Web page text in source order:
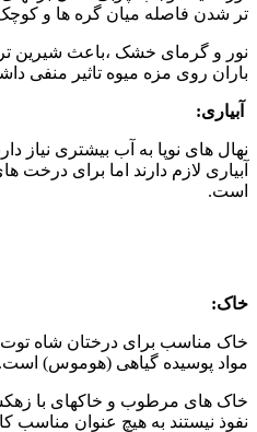
تر شدن فاصله میان گره ها و
نور و گرمای خشک ،باعث شیرین
باران روی مزه میوه تاثیر منفی
آبیاری:
نهال های نوپا به آب بیشتری نیاز
است.
خاک:
خاک مناسب برای درختان شاه
مواد پوسیده گیاهی (هوموس) است.
خاک های مرطوب و خاکهای با
نفوذ نیستند به هیچ عنوان